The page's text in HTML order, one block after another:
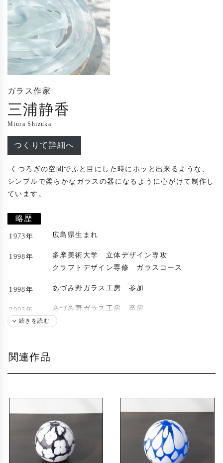
ガラス作家
三浦静香
Miura Shizuka
つくりて詳細へ
シンプルで柔らかなガラスの器になるように心がけて制作し
ています。
略歴
1973年 広島県生まれ
1998年
多摩美術大学 立体デザイン専攻
クラフトデザイン専修 ガラスコース
1998年 あづみ野ガラス工房 参加
2003年
あづみ野ガラス工房 卒房
現在神奈川県にて制作活動
2008年
伊勢浦和店 グループ展（埼玉）
gallery81 個展（神奈川） ～2019年
京急百貨店 グループ展（神奈川）
続きを読む
関連作品